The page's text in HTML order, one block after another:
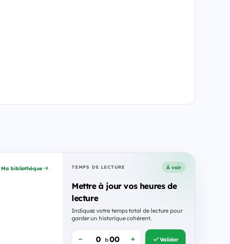
Ma bibliothèque TEMPS DE LECTURE À voir
Mettre à jour vos heures de
lecture
Indiquez votre temps total de lecture pour
garder un historique cohérent.
h Valider